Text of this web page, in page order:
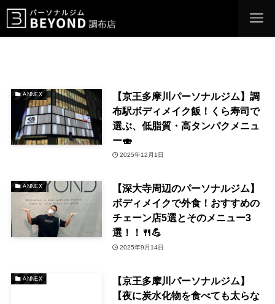
ANNEX
【京王多摩川パーソナルジム】調
布駅ボディメイク飯！くら寿司で
選ぶ、低脂質・高タンパクメニュ
ー🍣
2025年12月1日
ANNEX
【深大寺周辺のパーソナルジム】
ボディメイクで外食！おすすめの
チェーン店5選とそのメニュー3
選！！🍴💪
2025年9月14日
ANNEX
【京王多摩川パーソナルジム】
【夜に炭水化物を食べても太らな